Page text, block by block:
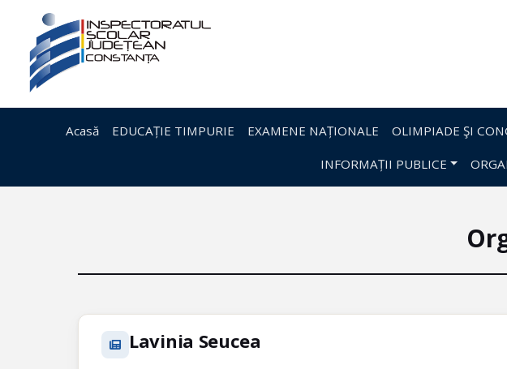
Acasă EDUCAȚIE TIMPURIE EXAMENE NAȚIONALE OLIMPIADE ŞI
INFORMAȚII PUBLICE
Lavinia Seucea